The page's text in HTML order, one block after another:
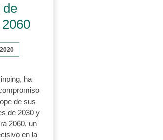
ha
de sus
de 2030 y
2060, un
en la